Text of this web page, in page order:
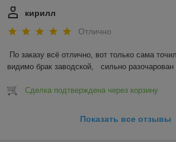
кирилл
Отлично
По заказу всё отлично, вот только сама
видимо брак заводской,   сильно
Сделка подтверждена через корзину
Показать все отзывы